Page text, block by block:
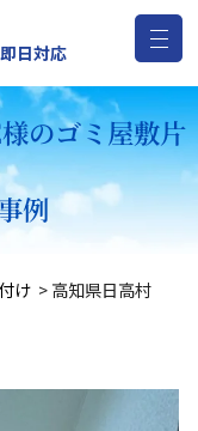
日対応
のゴミ屋敷片
例
け > 高知県日高村